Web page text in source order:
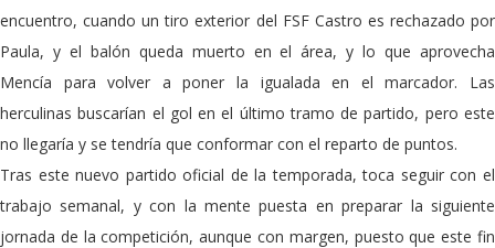
encuentro, cuando un tiro exterior del FSF Castro es rechazado por
Paula, y el balón queda muerto en el área, y lo que aprovecha
Mencía para volver a poner la igualada en el marcador. Las
herculinas buscarían el gol en el último tramo de partido, pero este
no llegaría y se tendría que conformar con el reparto de puntos.
Tras este nuevo partido oficial de la temporada, toca seguir con el
trabajo semanal, y con la mente puesta en preparar la siguiente
jornada de la competición, aunque con margen, puesto que este fin